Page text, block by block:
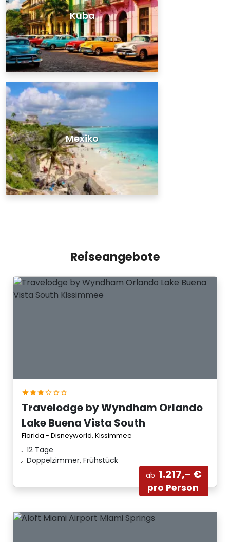
Kuba
Mexiko
Reiseangebote
Travelodge by Wyndham Orlando
Lake Buena Vista South
Florida - Disneyworld, Kissimmee
12 Tage
Doppelzimmer, Frühstück
ab 1.217,- €
pro Person